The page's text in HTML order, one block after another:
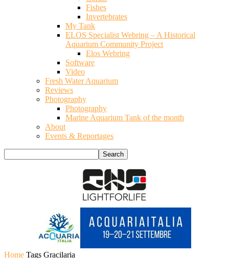
Fishes
Invertebrates
My Tank
ELOS Specialist Webring – A Historical
Aquarium Community Project
Elos Webring
Software
Video
Fresh Water Aquarium
Reviews
Photography
Photography
Marine Aquarium Tank of the month
About
Events & Reportages
Home Tags Gracilaria